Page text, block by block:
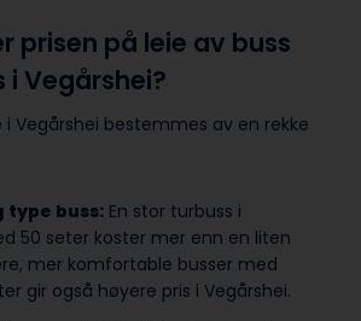
prisen på leie av buss
i Vegårshei?
i Vegårshei bestemmes av en rekke
type buss: En stor turbuss i
50 seter koster mer enn en liten
mer komfortable busser med
gir også høyere pris i Vegårshei.